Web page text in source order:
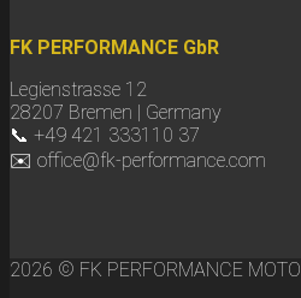
FK PERFORMANCE GbR
Legienstrasse 12
28207 Bremen | Germany
📞 +49 421 333110 37
✉️ office@fk-performance.com
2026 © FK PERFORMANCE